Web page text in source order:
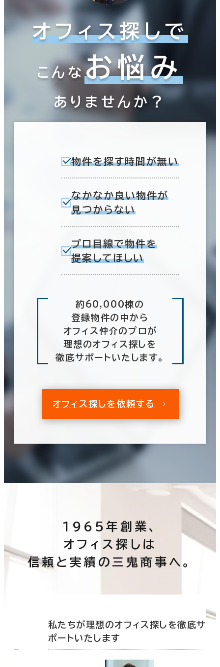
オフィス探しで
こんなお悩み
ありませんか？
物件を探す時間が無い
なかなか良い物件が
見つからない
プロ目線で物件を
提案してほしい
約60,000棟の
登録物件の中から
オフィス仲介のプロが
理想のオフィス探しを
徹底サポートいたします。
オフィス探しを依頼する
1965年創業、
オフィス探しは
信頼と実績の三鬼商事へ。
私たちが理想のオフィス探しを徹底サ
ポートいたします